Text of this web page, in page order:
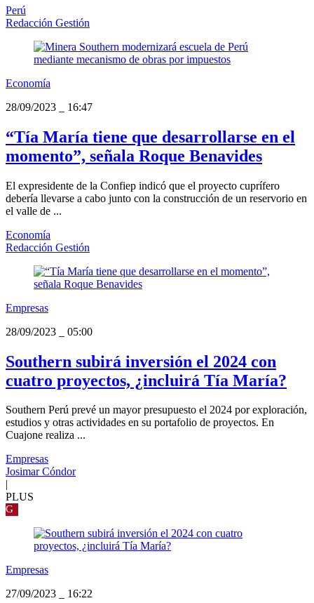
Perú
Redacción Gestión
Economía
28/09/2023
16:47
“Tía María tiene que desarrollarse en el
momento”, señala Roque Benavides
El expresidente de la Confiep indicó que el proyecto cuprífero
debería llevarse a cabo junto con la construcción de un reservorio en
el valle de ...
Economía
Redacción Gestión
Empresas
28/09/2023
05:00
Southern subirá inversión el 2024 con
cuatro proyectos, ¿incluirá Tía María?
Southern Perú prevé un mayor presupuesto el 2024 por exploración,
estudios y otras actividades en su portafolio de proyectos. En
Cuajone realiza ...
Empresas
Josimar Cóndor
PLUS
G
Empresas
27/09/2023
16:22